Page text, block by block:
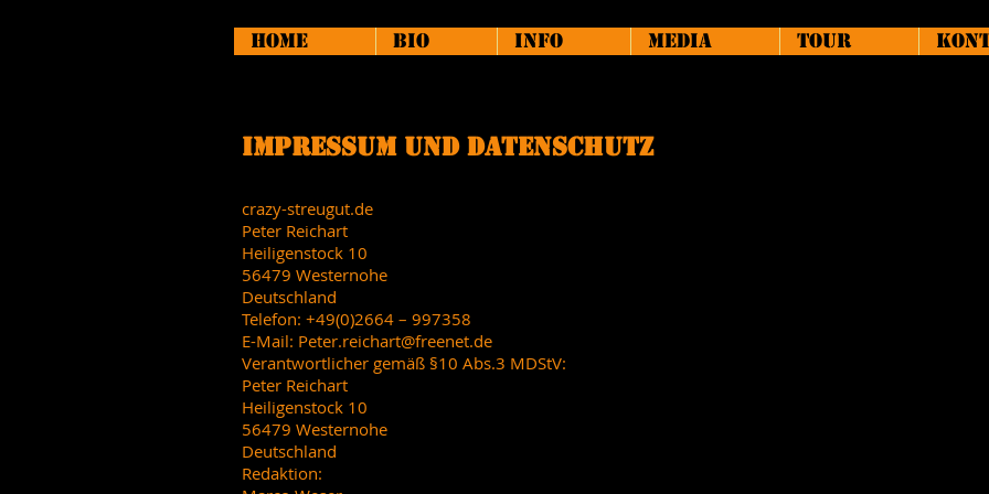
HOME BIO Info Media TOUR
Impressum und Datenschutz
crazy-streugut.de
Peter Reichart
Heiligenstock 10
56479 Westernohe
Deutschland
Telefon: +49(0)2664 – 997358
E-Mail: Peter.reichart@freenet.de
Verantwortlicher gemäß §10 Abs.3 MDStV:
Peter Reichart
Heiligenstock 10
56479 Westernohe
Deutschland
Redaktion: